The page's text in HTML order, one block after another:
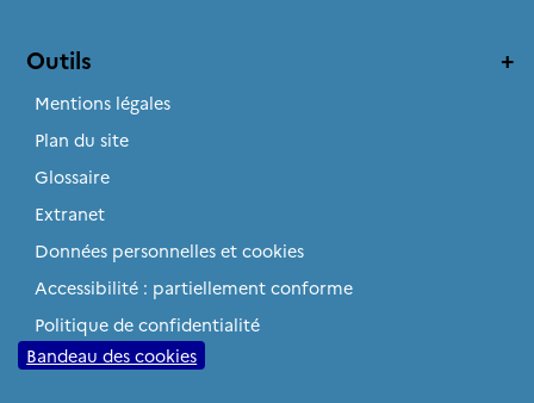
Outils
Mentions légales
Plan du site
Glossaire
Extranet
Données personnelles et cookies
Accessibilité : partiellement conforme
Politique de confidentialité
Bandeau des cookies